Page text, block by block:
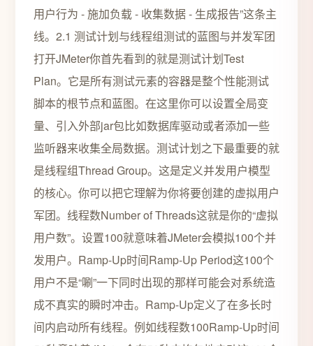
用户行为 - 施加负载 - 收集数据 - 生成报告”这条主
线。2.1 测试计划与线程组测试的蓝图与并发军团
打开JMeter你首先看到的就是测试计划Test
Plan。它是所有测试元素的容器是整个性能测试
脚本的根节点和蓝图。在这里你可以设置全局变
量、引入外部jar包比如数据库驱动或者添加一些
监听器来收集全局数据。测试计划之下最重要的就
是线程组Thread Group。这是定义并发用户模型
的核心。你可以把它理解为你将要创建的虚拟用户
军团。线程数Number of Threads这就是你的“虚拟
用户数”。设置100就意味着JMeter会模拟100个并
发用户。Ramp-Up时间Ramp-Up Period这100个
用户不是“唰”一下同时出现的那样可能会对系统造
成不真实的瞬时冲击。Ramp-Up定义了在多长时
间内启动所有线程。例如线程数100Ramp-Up时间